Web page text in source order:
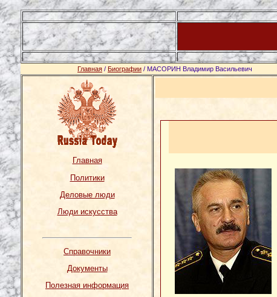
Главная / Биографии / МАСОРИН Владимир Васильевич
Главная
Политики
Деловые люди
Люди искусства
Справочники
Документы
Полезная информация